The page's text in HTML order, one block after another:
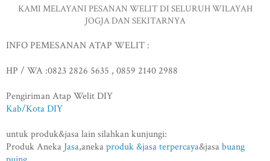
KAMI MELAYANI PESANAN WELIT DI SELURUH WILAYAH
JOGJA DAN SEKITARNYA
INFO PEMESANAN ATAP WELIT :
HP / WA :0823 2826 5635 , 0859 2140 2988
Pengiriman Atap Welit DIY
Kab/Kota DIY
untuk produk&jasa lain silahkan kunjungi:
Produk Aneka Jasa,anekaproduk &jasa terpercaya&jasabuang